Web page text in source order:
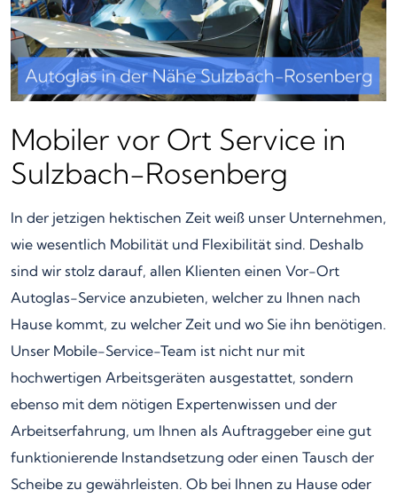
Mobiler vor Ort Service in
Sulzbach-Rosenberg
In der jetzigen hektischen Zeit weiß unser Unternehmen,
wie wesentlich Mobilität und Flexibilität sind. Deshalb
sind wir stolz darauf, allen Klienten einen Vor-Ort
Autoglas-Service anzubieten, welcher zu Ihnen nach
Hause kommt, zu welcher Zeit und wo Sie ihn benötigen.
Unser Mobile-Service-Team ist nicht nur mit
hochwertigen Arbeitsgeräten ausgestattet, sondern
ebenso mit dem nötigen Expertenwissen und der
Arbeitserfahrung, um Ihnen als Auftraggeber eine gut
funktionierende Instandsetzung oder einen Tausch der
Scheibe zu gewährleisten. Ob bei Ihnen zu Hause oder